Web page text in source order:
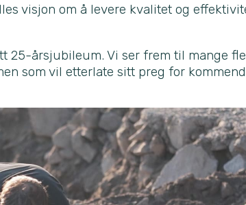
visjon om å levere kvalitet og
25-årsjubileum. Vi ser frem til mange
som vil etterlate sitt preg for